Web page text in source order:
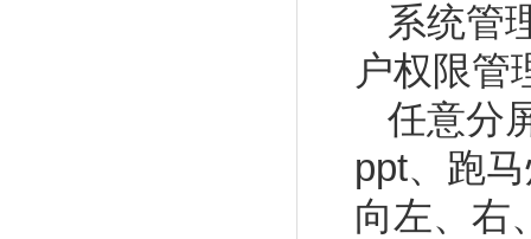
系统管
户权限管
任意分
ppt、跑
向左、右